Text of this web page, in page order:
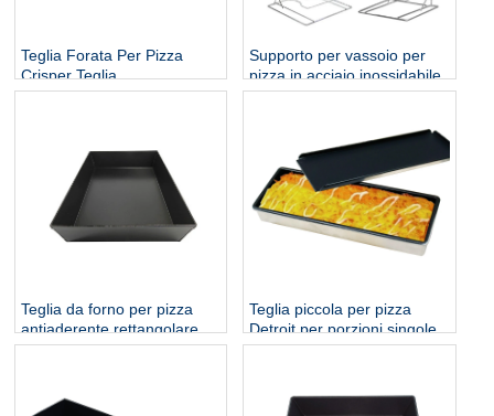
Teglia Forata Per Pizza
Crisper Teglia
Supporto per vassoio per
pizza in acciaio inossidabile
personalizzato
Teglia da forno per pizza
antiaderente rettangolare
stile Detroit fatta a mano
Teglia piccola per pizza
Detroit per porzioni singole
individuali